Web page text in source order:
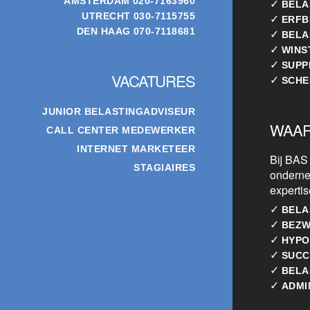
UTRECHT 030-7115755
DEN HAAG 070-7118681
VACATURES
JUNIOR BELASTINGADVISEUR
CALL CENTER MEDEWERKER
INTERNET MARKETEER
STAGIAIRES
✓
✓
✓
✓
✓
Bij
✓
✓
✓
✓
✓
✓